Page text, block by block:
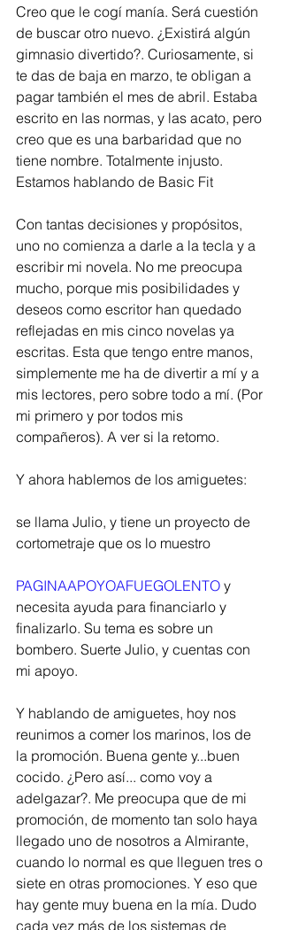
Creo que le cogí manía. Será cuestión
de buscar otro nuevo. ¿Existirá algún
gimnasio divertido?. Curiosamente, si
te das de baja en marzo, te obligan a
pagar también el mes de abril. Estaba
escrito en las normas, y las acato, pero
creo que es una barbaridad que no
tiene nombre. Totalmente injusto.
Estamos hablando de Basic Fit
Con tantas decisiones y propósitos,
uno no comienza a darle a la tecla y a
escribir mi novela. No me preocupa
mucho, porque mis posibilidades y
deseos como escritor han quedado
reflejadas en mis cinco novelas ya
escritas. Esta que tengo entre manos,
simplemente me ha de divertir a mí y a
mis lectores, pero sobre todo a mí. (Por
mi primero y por todos mis
compañeros). A ver si la retomo.
Y ahora hablemos de los amiguetes:
se llama Julio, y tiene un proyecto de
cortometraje que os lo muestro
PAGINAAPOYOAFUEGOLENTO y
necesita ayuda para financiarlo y
finalizarlo. Su tema es sobre un
bombero. Suerte Julio, y cuentas con
mi apoyo.
Y hablando de amiguetes, hoy nos
reunimos a comer los marinos, los de
la promoción. Buena gente y...buen
cocido. ¿Pero así... como voy a
adelgazar?. Me preocupa que de mi
promoción, de momento tan solo haya
llegado uno de nosotros a Almirante,
cuando lo normal es que lleguen tres o
siete en otras promociones. Y eso que
hay gente muy buena en la mía. Dudo
cada vez más de los sistemas de